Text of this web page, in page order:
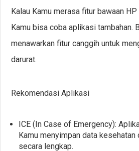
Kalau Kamu merasa fitur bawaan
Kamu bisa coba aplikasi tambahan.
menawarkan fitur canggih untuk
darurat.
Rekomendasi Aplikasi
ICE (In Case of Emergency):
Kamu menyimpan data kesehatan
secara lengkap.